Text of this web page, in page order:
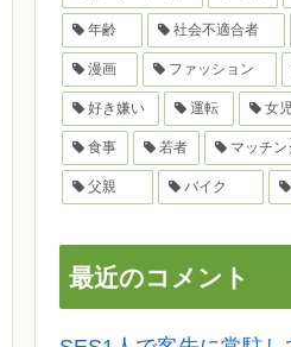
年齢 社会不適合者
漫画 ファッション
好き嫌い 運転 女
食事 若者 マッチン
父親 バイク
最近のコメント